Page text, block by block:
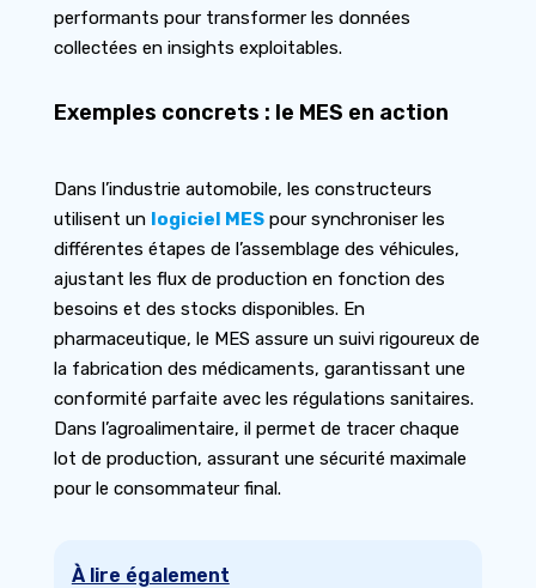
performants pour transformer les données
collectées en insights exploitables.
Exemples concrets : le MES en action
Dans l’industrie automobile, les constructeurs
utilisent un logiciel MES pour synchroniser les
différentes étapes de l’assemblage des véhicules,
ajustant les flux de production en fonction des
besoins et des stocks disponibles. En
pharmaceutique, le MES assure un suivi rigoureux de
la fabrication des médicaments, garantissant une
conformité parfaite avec les régulations sanitaires.
Dans l’agroalimentaire, il permet de tracer chaque
lot de production, assurant une sécurité maximale
pour le consommateur final.
À lire également